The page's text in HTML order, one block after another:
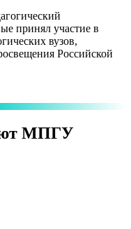
принял участие в
вузов,
Российской
МПГУ